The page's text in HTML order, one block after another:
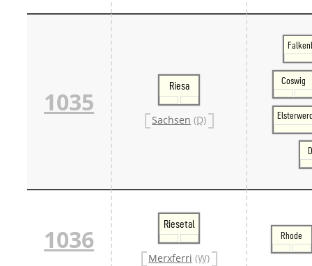
1035
Riesa
Sachsen (D)
Coswig
1036
Riesetal
Merxferri (W)
Rhode